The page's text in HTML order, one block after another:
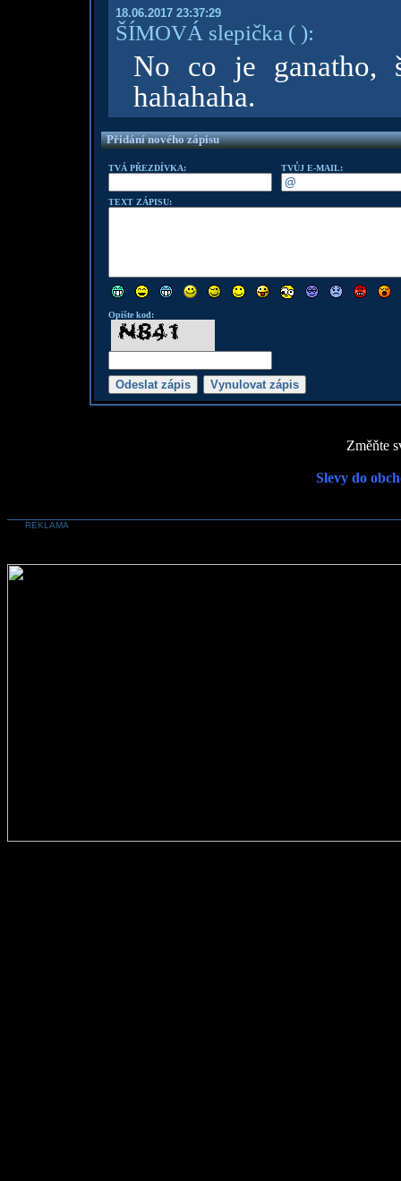
18.06.2017 23:37:29
ŠÍMOVÁ slepička ( ):
No co je ganatho,
hahahaha.
Přidání nového zápisu
TVÁ PŘEZDÍVKA: TVŮJ E-MAIL:
TEXT ZÁPISU:
Opište kod:
Změňte
Slevy do
REKLAMA